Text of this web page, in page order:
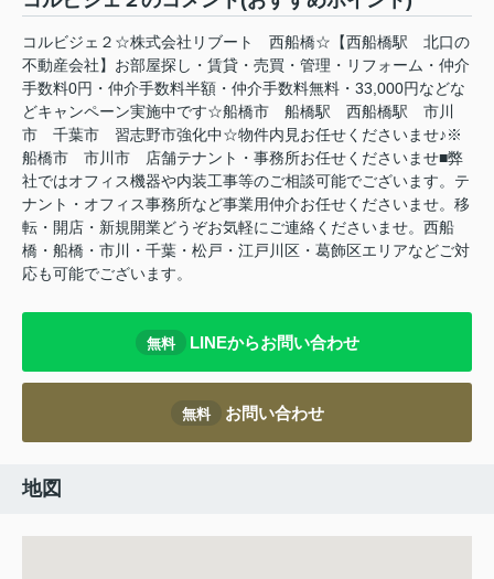
コルビジェ２☆株式会社リブート 西船橋☆【西船橋駅 北口の
不動産会社】お部屋探し・賃貸・売買・管理・リフォーム・仲介
手数料0円・仲介手数料半額・仲介手数料無料・33,000円などな
どキャンペーン実施中です☆船橋市 船橋駅 西船橋駅 市川
市 千葉市 習志野市強化中☆物件内見お任せくださいませ♪※
船橋市 市川市 店舗テナント・事務所お任せくださいませ■弊
社ではオフィス機器や内装工事等のご相談可能でございます。テ
ナント・オフィス事務所など事業用仲介お任せくださいませ。移
転・開店・新規開業どうぞお気軽にご連絡くださいませ。西船
橋・船橋・市川・千葉・松戸・江戸川区・葛飾区エリアなどご対
応も可能でございます。
無料 LINEからお問い合わせ
無料 お問い合わせ
地図